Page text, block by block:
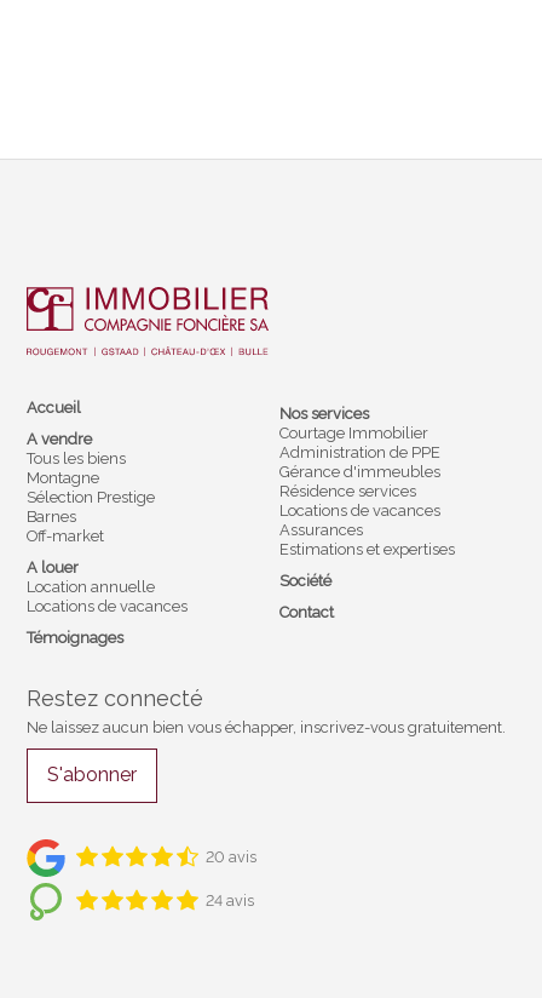
Accueil
A vendre
Tous les biens
Montagne
Sélection Prestige
Barnes
Off-market
A louer
Location annuelle
Locations de vacances
Témoignages
Nos services
Courtage Immobilier
Administration de PPE
Gérance d'immeubles
Résidence services
Locations de vacances
Assurances
Estimations et expertises
Société
Contact
Restez connecté
Ne laissez aucun bien vous échapper, inscrivez-vous gratuitement.
S'abonner
20 avis
24 avis